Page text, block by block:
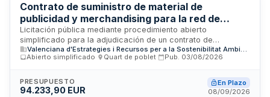
Contrato de suministro de material de
publicidad y merchandising para la red de
parques naturales de la Comunitat Valenciana
Licitación pública mediante procedimiento abierto
simplificado para la adjudicación de un contrato de
suministro de material de publicidad y merchandising
destinado a la red de parques naturales de la Comunitat
de Contratos del Sector Público y se tramita sin división en
lotes. Los licitadores deberán acreditar capacidad de obrar,
Valenciana d'Estrategies i Recursos per a la Sostenibilitat Ambiental, Sociedad Anónima
Abierto simplificado
Quart de poblet Pub. 03/08/2026
PRESUPUESTO
94.233,90 EUR
En Plazo
08/09/2026